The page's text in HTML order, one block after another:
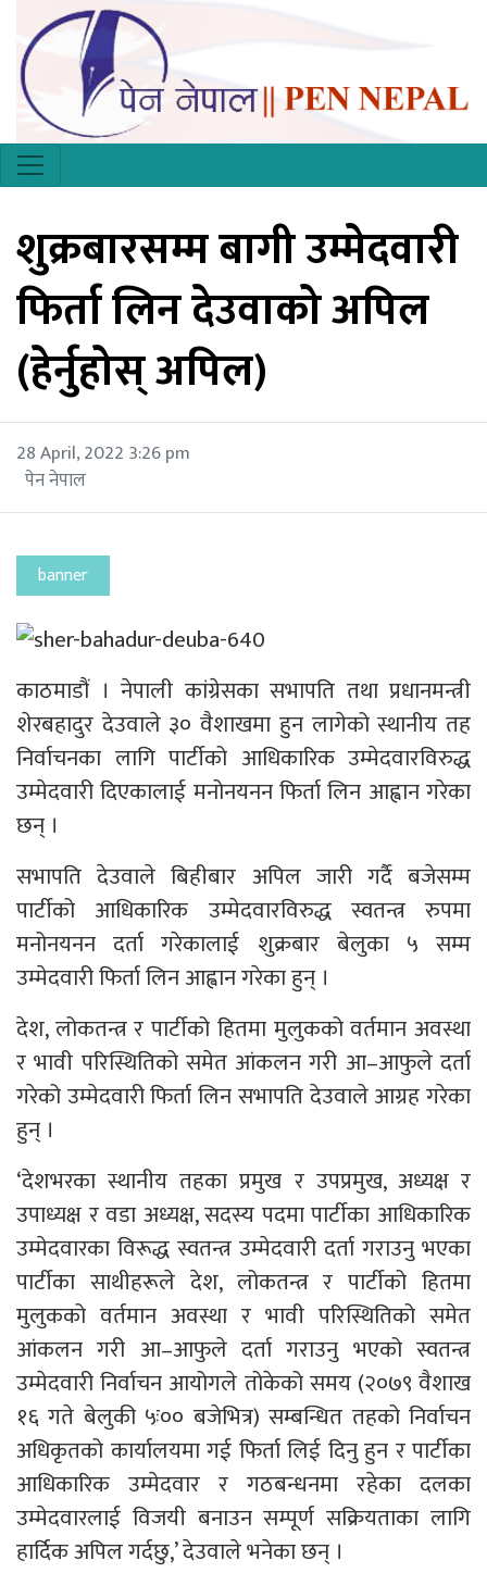
शुक्रबारसम्म बागी उम्मेदवारी
फिर्ता लिन देउवाको अपिल
(हेर्नुहोस् अपिल)
28 April, 2022 3:26 pm
पेन नेपाल
banner
काठमाडौं । नेपाली कांग्रेसका सभापति तथा प्रधानमन्त्री
शेरबहादुर देउवाले ३० वैशाखमा हुन लागेको स्थानीय तह
निर्वाचनका लागि पार्टीको आधिकारिक उम्मेदवारविरुद्ध
उम्मेदवारी दिएकालाई मनोनयनन फिर्ता लिन आह्वान गरेका
छन् ।
सभापति देउवाले बिहीबार अपिल जारी गर्दै बजेसम्म
पार्टीको आधिकारिक उम्मेदवारविरुद्ध स्वतन्त्र रुपमा
मनोनयनन दर्ता गरेकालाई शुक्रबार बेलुका ५ सम्म
उम्मेदवारी फिर्ता लिन आह्वान गरेका हुन् ।
देश, लोकतन्त्र र पार्टीको हितमा मुलुकको वर्तमान अवस्था
र भावी परिस्थितिको समेत आंकलन गरी आ–आफुले दर्ता
गरेको उम्मेदवारी फिर्ता लिन सभापति देउवाले आग्रह गरेका
हुन् ।
‘देशभरका स्थानीय तहका प्रमुख र उपप्रमुख, अध्यक्ष र
उपाध्यक्ष र वडा अध्यक्ष, सदस्य पदमा पार्टीका आधिकारिक
उम्मेदवारका विरूद्ध स्वतन्त्र उम्मेदवारी दर्ता गराउनु भएका
पार्टीका साथीहरूले देश, लोकतन्त्र र पार्टीको हितमा
मुलुकको वर्तमान अवस्था र भावी परिस्थितिको समेत
आंकलन गरी आ–आफुले दर्ता गराउनु भएको स्वतन्त्र
उम्मेदवारी निर्वाचन आयोगले तोकेको समय (२०७९ वैशाख
१६ गते बेलुकी ५ः०० बजेभित्र) सम्बन्धित तहको निर्वाचन
अधिकृतको कार्यालयमा गई फिर्ता लिई दिनु हुन र पार्टीका
आधिकारिक उम्मेदवार र गठबन्धनमा रहेका दलका
उम्मेदवारलाई विजयी बनाउन सम्पूर्ण सक्रियताका लागि
हार्दिक अपिल गर्दछु,’ देउवाले भनेका छन् ।